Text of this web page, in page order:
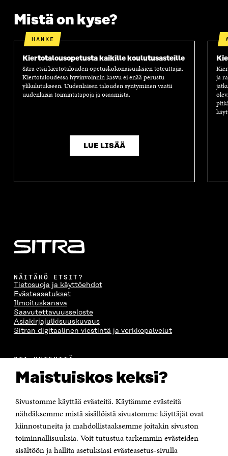
Maistuiskos keksi?
Sivustomme käyttää evästeitä. Käytämme evästeitä
nähdäksemme mistä sisällöistä sivustomme käyttäjät ovat
kiinnostuneita ja mahdollistaaksemme joitakin sivuston
toiminnallisuuksia. Voit tutustua tarkemmin evästeiden
sisältöön ja hallita asetuksiasi evästeasetus-sivulla
Mistä on kyse?
HANKE
Kiertotalousopetusta kaikille koulutusasteille
Sitra etsii kiertotalouden opetuskokonaisuuksien toteuttajia.
Kiertotaloudessa hyvinvoinnin kasvu ei enää perustu
ylikulutukseen. Uudenlaisen talouden syntyminen vaatii
uudenlaisia toimintatapoja ja osaamista.
LUE LISÄÄ
ja
NÄITÄKÖ ETSIT?
Tietosuoja ja käyttöehdot
Evästeasetukset
Ilmoituskanava
Saavutettavuusseloste
Asiakirjajulkisuuskuvaus
Sitran digitaalinen viestintä ja verkkopalvelut
OTA YHTEYTTÄ
Itämerenkatu 11-13, PL 160,
00181 Helsinki
Puhelin +358 294 618 991
Sähköpostiosoite
Saapumisohjeet
Y-tunnus 0202132-3